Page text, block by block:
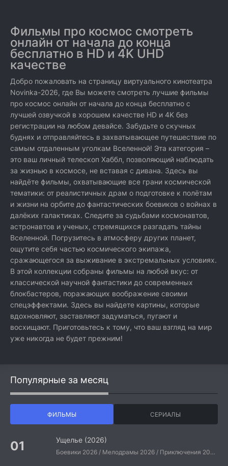
Фильмы про космос смотреть
онлайн от начала до конца
бесплатно в HD и 4K UHD
качестве
Добро пожаловать на страницу виртуального кинотеатра
Novinka-2026, где Вы можете смотреть лучшие фильмы
про космос онлайн от начала до конца бесплатно с
лучшей озвучкой в хорошем качестве HD и 4K без
регистрации на любом девайсе. Забудьте о скучных
буднях и отправляйтесь в захватывающее путешествие по
самым отдаленным уголкам Вселенной! Эта категория –
это ваш личный телескоп Хаббл, позволяющий наблюдать
за жизнью в космосе, не вставая с дивана. Здесь вы
найдёте фильмы, охватывающие все грани космической
тематики: от реалистичных драм о подготовке к полётам
и жизни на орбите до фантастических боевиков о войнах в
далёких галактиках. Следите за судьбами космонавтов,
астронавтов и ученых, стремящихся разгадать тайны
Вселенной. Погрузитесь в атмосферу других планет,
ощутите себя частью космического экипажа,
сражающегося за выживание в экстремальных условиях.
В этой коллекции собраны фильмы на любой вкус: от
классической научной фантастики до современных
блокбастеров, поражающих воображение своими
спецэффектами. Здесь вы найдете картины, которые
вдохновляют, заставляют задуматься, пугают и
восхищают. Приготовьтесь к тому, что ваш взгляд на мир
уже никогда не будет прежним!
Популярные за месяц
ФИЛЬМЫ СЕРИАЛЫ
Ущелье (2026)
Боевики 2026 / Мелодрамы 2026 / Приключения 2026 / Ужасы 2026 / Фантастические 2026 / Зарубежные фильмы 2026 / Американские фильмы / Фильмы 2026